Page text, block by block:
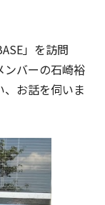
」を訪問
ンバーの石崎裕
お話を伺いま